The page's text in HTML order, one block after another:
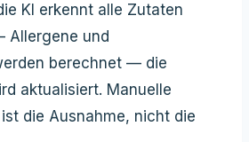
KI erkennt alle Zutaten
Allergene und
berechnet — die
aktualisiert. Manuelle
die Ausnahme, nicht die